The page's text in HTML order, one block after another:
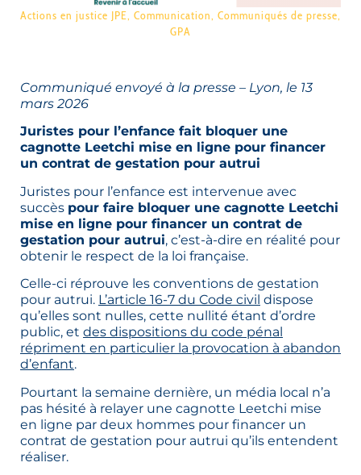
Actions en justice JPE, Communication, Communiqués de presse,
GPA
Communiqué envoyé à la presse – Lyon, le 13
mars 2026
Juristes pour l’enfance fait bloquer une
cagnotte Leetchi mise en ligne pour financer
un contrat de gestation pour autrui
Juristes pour l’enfance est intervenue avec
succès pour faire bloquer une cagnotte Leetchi
mise en ligne pour financer un contrat de
gestation pour autrui, c’est-à-dire en réalité pour
obtenir le respect de la loi française.
Celle-ci réprouve les conventions de gestation
pour autrui. L’article 16-7 du Code civil dispose
qu’elles sont nulles, cette nullité étant d’ordre
public, et des dispositions du code pénal
répriment en particulier la provocation à abandon
d’enfant.
Pourtant la semaine dernière, un média local n’a
pas hésité à relayer une cagnotte Leetchi mise
en ligne par deux hommes pour financer un
contrat de gestation pour autrui qu’ils entendent
réaliser.